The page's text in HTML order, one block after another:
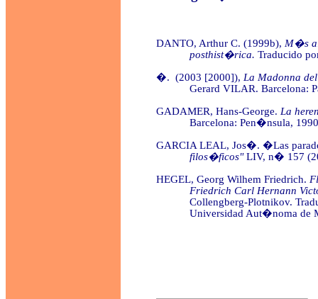
DANTO, Arthur C. (1999b), M�s
posthist�rica. Traducido
�. (2003 [2000]), La Madonna
Gerard VILAR. Barcelona:
GADAMER, Hans-George. La
Barcelona: Pen�nsula,
GARCIA LEAL, Jos�. �Las
filos�ficos"LIV, n� 157
HEGEL, Georg Wilhem Friedrich.
Friedrich Carl Hernann
Collengberg-Plotnikov.
Universidad Aut�noma de